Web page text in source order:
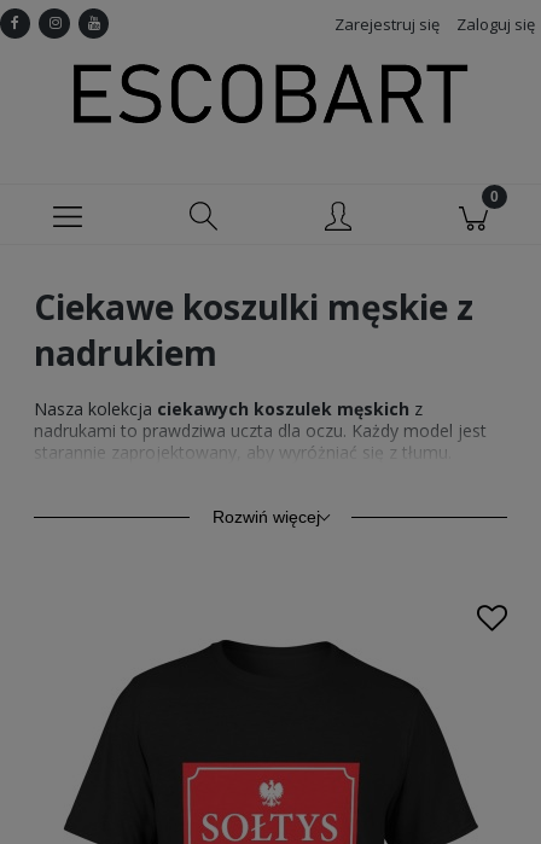
Zarejestruj się Zaloguj się
Ciekawe koszulki męskie z
nadrukiem
Nasza kolekcja ciekawych koszulek męskich z
nadrukami to prawdziwa uczta dla oczu. Każdy model jest
starannie zaprojektowany, aby wyróżniać się z tłumu.
Znajdź idealneciekawe koszulki męskie z nadrukiem,
Rozwiń więcej